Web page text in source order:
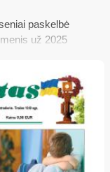
paskelbė
už 2025
Martynas
ir Remigijus
ministro, dviejų